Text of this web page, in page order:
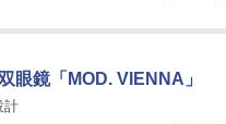
眼鏡「MOD. VIENNA」
計